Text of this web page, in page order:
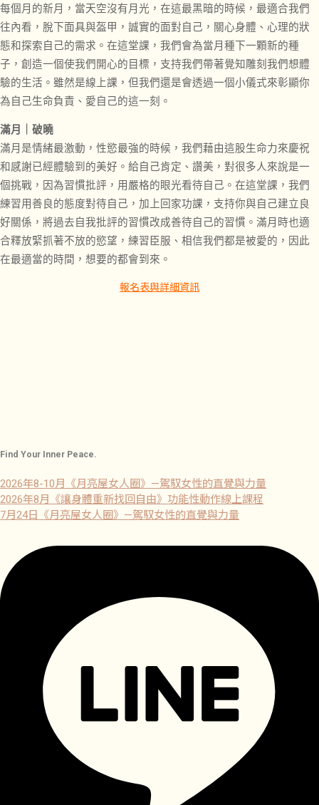
每個月的新月，當天空沒有月光，在這最黑暗的時候，最適合我們
往內看，脫下面具與盔甲，誠實的面對自己，關心身體、心理的狀
態和探索自己的需求。在這堂課，我們會為當月種下一顆新的種
子，創造一個使我們開心的目標，支持我們帶著覺知雕刻我們想體
驗的生活。雖然是線上課，但我們還是會透過一個小儀式來彰顯你
為自己生命負責、愛自己的這一刻。
滿月｜破曉
滿月是情緒最激動，性慾最強的時候，我們藉由這股生命力來慶祝
和感謝已經體驗到的美好。給自己肯定、讚美，對很多人來說是一
個挑戰，因為習慣批評，用嚴格的眼光看待自己。在這堂課，我們
練習用善良的態度對待自己，加上回家功課，支持你與自己建立良
好關係，將過去自我批評的習慣改成善待自己的習慣。滿月時也適
合釋放緊抓著不放的慾望，練習臣服、相信我們都是被愛的，因此
在最適當的時間，想要的都會到來。
報名表與詳細資訊
Find Your Inner Peace.
2026年8-10月《月亮屋女人圈》—駕馭女性的直覺與力量
2026年8月《讓身體重新找回自由》功能性動作線上課程
7月24日《月亮屋女人圈》—駕馭女性的直覺與力量